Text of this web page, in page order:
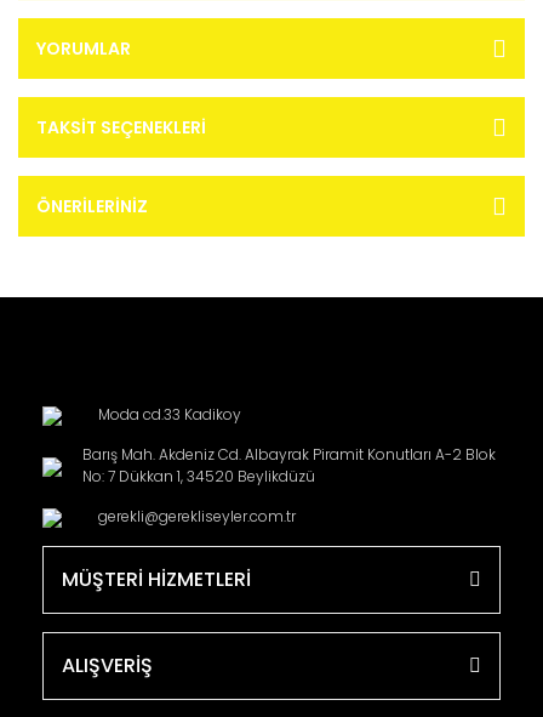
YORUMLAR
TAKSIT SEÇENEKLERI
ÖNERILERINIZ
Moda cd.33 Kadikoy
Barış Mah. Akdeniz Cd. Albayrak Piramit Konutları A-2 Blok
No: 7 Dükkan 1, 34520 Beylikdüzü
gerekli@gerekliseyler.com.tr
MÜŞTERİ HİZMETLERİ
ALIŞVERİŞ